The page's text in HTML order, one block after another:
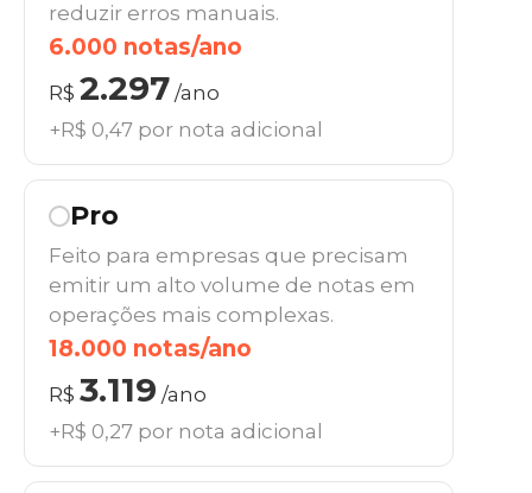
reduzir erros manuais.
6.000 notas/ano
R$ 2.297 /ano
+R$ 0,47 por nota adicional
Pro
Feito para empresas que precisam
emitir um alto volume de notas em
operações mais complexas.
18.000 notas/ano
R$ 3.119 /ano
+R$ 0,27 por nota adicional